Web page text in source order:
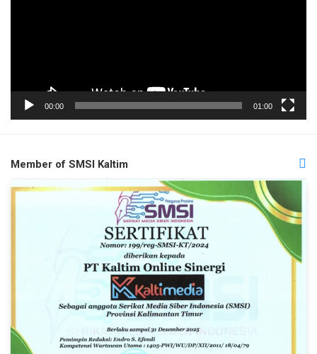
00:00 01:00
Member of SMSI Kaltim